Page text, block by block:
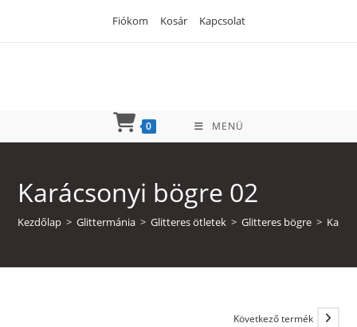
Fiókom Kosár Kapcsolat
0 MENÜ
Karácsonyi bögre 02
Kezdőlap > Glittermánia > Glitteres ötletek > Glitteres bögre >
Következő termék